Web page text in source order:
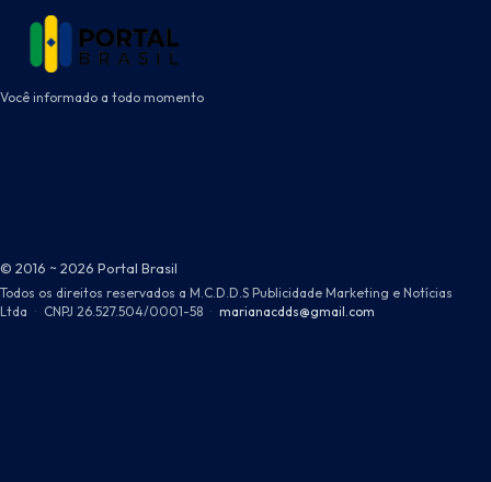
Você informado a todo momento
© 2016 ~ 2026 Portal Brasil
Todos os direitos reservados a M.C.D.D.S Publicidade Marketing e Notícias
Ltda · CNPJ 26.527.504/0001-58 · marianacdds@gmail.com